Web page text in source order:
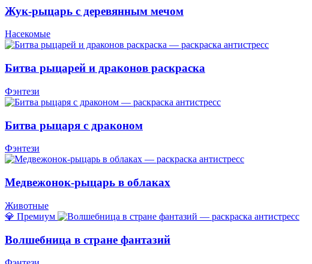
Жук-рыцарь с деревянным мечом
Насекомые
Битва рыцарей и драконов раскраска
Фэнтези
Битва рыцаря с драконом
Фэнтези
Медвежонок-рыцарь в облаках
Животные
💎 Премиум
Волшебница в стране фантазий